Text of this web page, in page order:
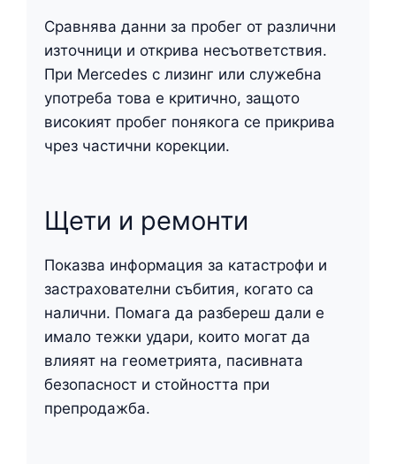
Сравнява данни за пробег от различни
източници и открива несъответствия.
При Mercedes с лизинг или служебна
употреба това е критично, защото
високият пробег понякога се прикрива
чрез частични корекции.
Щети и ремонти
Показва информация за катастрофи и
застрахователни събития, когато са
налични. Помага да разбереш дали е
имало тежки удари, които могат да
влияят на геометрията, пасивната
безопасност и стойността при
препродажба.